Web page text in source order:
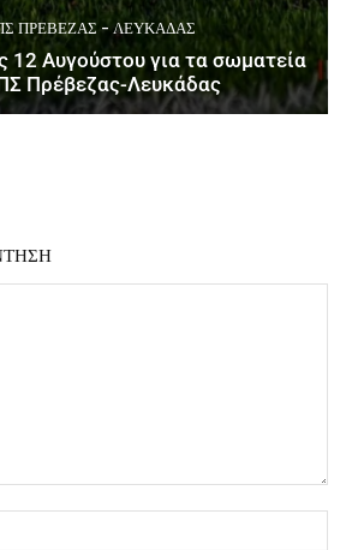
ΠΡΈΒΕΖΑΣ - ΛΕΥΚΆΔΑΣ
12 Αυγούστου για τα σωματεία
Πρέβεζας-Λευκάδας